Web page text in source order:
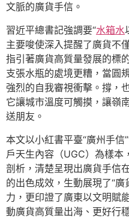
文脈的廣貨手信。
習近平總書記強調要“水箱水
主要唆使深入提醒了廣貨不
指引著廣貨高質量發展的標
支張水瓶的處境更糟，當圓
強烈的自我審視衝擊。撐，
它讓城市溫度可觸摸，讓嶺
送朋友。
本文以小紅書平臺“廣州手信
戶天生內容（UGC）為樣
剖析，清楚呈現出廣貨手信
的出色成效，生動展現了“
力，更印證了廣東以文明賦
動廣貨高質量出海、更好行